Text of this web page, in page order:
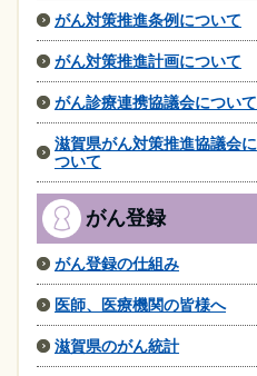
がん対策推進条例について
がん対策推進計画について
がん診療連携協議会について
滋賀県がん対策推進協議会に
ついて
がん登録
がん登録の仕組み
医師、医療機関の皆様へ
滋賀県のがん統計